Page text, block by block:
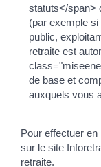
statuts</span>
(par exemple
public,
retraite est
de base et
auxquels vous
Pour effectuer
sur le site
retraite.